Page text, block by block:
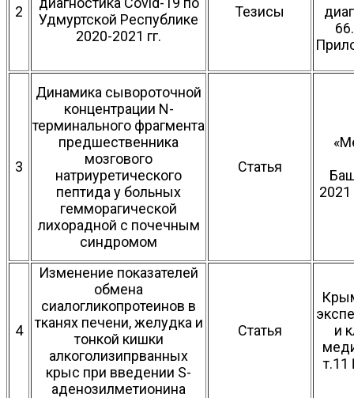
2
Удмуртской Республике
2020-2021 гг.
Тезисы
3
Динамика сывороточной
концентрации N-
терминального фрагмента
предшественника
мозгового
натриуретического
пептида у больных
гемморагической
лихорадной с почечным
синдромом
Статья
4
Изменение показателей
обмена
сиалогликопротеинов в
тканях печени, желудка и
тонкой кишки
алкоголизипрванных
крыс при введении S-
аденозилметионина
Статья
и
т.11